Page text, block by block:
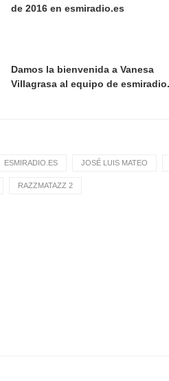
de 2016 en esmiradio.es
Damos la bienvenida a Vanesa
Villagrasa al equipo de
ESMIRADIO.ES JOSÉ LUIS MATEO
RAZZMATAZZ 2